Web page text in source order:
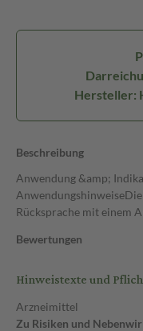
Hersteller:
Beschreibung
Anwendung &amp;
Rücksprache mit einem
Bewertungen
Hinweistexte und
Arzneimittel
Zu Risiken und